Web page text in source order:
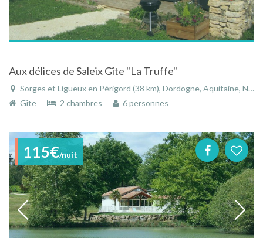
Aux délices de Saleix Gîte "La Truffe"
Sorges et Ligueux en Périgord (38 km), Dordogne, Aquitaine, Nouvelle-Aquitaine, France
Gîte
2 chambres 6 personnes
115€/nuit